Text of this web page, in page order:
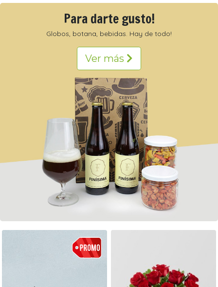
Para darte gusto!
Globos, botana, bebidas. Hay de todo!
Ver más